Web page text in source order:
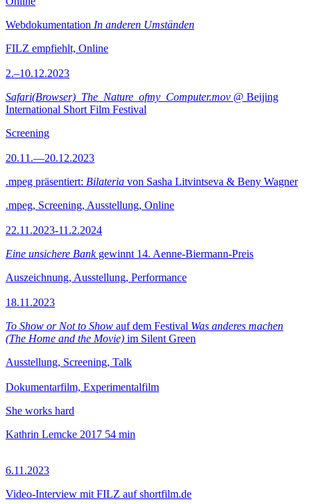
Webdokumentation In anderen Umständen
FILZ empfiehlt, Online
2.–10.12.2023
Safari(Browser)_The_Nature_ofmy_Computer.mov @ Beijing
International Short Film Festival
Screening
20.11.—20.12.2023
.mpeg präsentiert: Bilateria von Sasha Litvintseva & Beny Wagner
.mpeg, Screening, Ausstellung, Online
22.11.2023-11.2.2024
Eine unsichere Bankgewinnt 14. Aenne-Biermann-Preis
Auszeichnung, Ausstellung, Performance
18.11.2023
To Show or Not to Show auf dem Festival Was anderes machen
(The Home and the Movie) im Silent Green
Ausstellung, Screening, Talk
Dokumentarfilm, Experimentalfilm
She works hard
Kathrin Lemcke 2017 54 min
6.11.2023
Video-Interview mit FILZ auf shortfilm.de